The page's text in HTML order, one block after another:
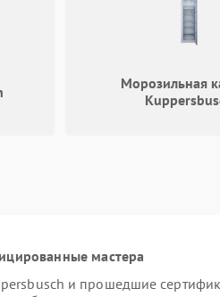
Морозильная
мастера
и прошедшие